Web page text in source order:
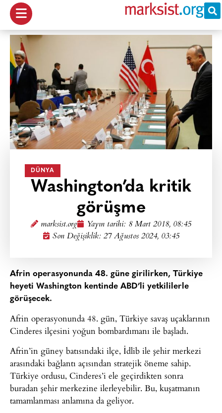
DÜNYA
Washington’da kritik
görüşme
marksist.org Yayın tarihi: 8 Mart 2018, 08:45
Son Değişiklik: 27 Ağustos 2024, 03:45
Afrin operasyonunda 48. güne girilirken, Türkiye
heyeti Washington kentinde ABD’li yetkililerle
görüşecek.
Afrin operasyonunda 48. gün, Türkiye savaş uçaklarının
Cinderes ilçesini yoğun bombardımanı ile başladı.
Afrin’in güney batısındaki ilçe, İdlib ile şehir merkezi
arasındaki bağlantı açısından stratejik öneme sahip.
Türkiye ordusu, Cinderes’i ele geçirdikten sonra
buradan şehir merkezine ilerleyebilir. Bu, kuşatmanın
tamamlanması anlamına da geliyor.